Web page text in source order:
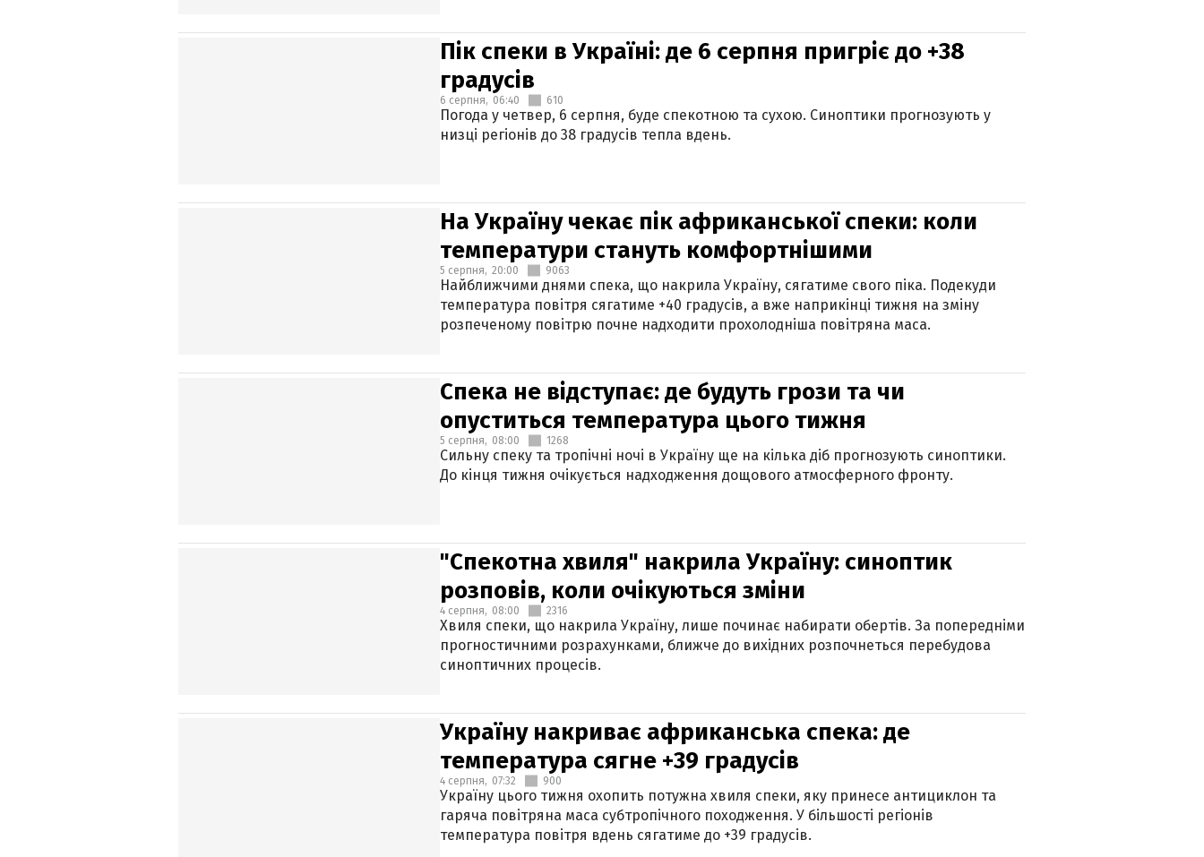
Пік спеки в Україні: де 6 серпня пригріє до +38
градусів
6 серпня, 06:40 610
Погода у четвер, 6 серпня, буде спекотною та сухою. Синоптики прогнозують у
низці регіонів до 38 градусів тепла вдень.
На Україну чекає пік африканської спеки: коли
температури стануть комфортнішими
5 серпня, 20:00 9063
Найближчими днями спека, що накрила Україну, сягатиме свого піка. Подекуди
температура повітря сягатиме +40 градусів, а вже наприкінці тижня на зміну
розпеченому повітрю почне надходити прохолодніша повітряна маса.
Спека не відступає: де будуть грози та чи
опуститься температура цього тижня
5 серпня, 08:00 1268
Сильну спеку та тропічні ночі в Україну ще на кілька діб прогнозують синоптики.
До кінця тижня очікується надходження дощового атмосферного фронту.
"Спекотна хвиля" накрила Україну: синоптик
розповів, коли очікуються зміни
4 серпня, 08:00 2316
Хвиля спеки, що накрила Україну, лише починає набирати обертів. За попередніми
прогностичними розрахунками, ближче до вихідних розпочнеться перебудова
синоптичних процесів.
Україну накриває африканська спека: де
температура сягне +39 градусів
4 серпня, 07:32 900
Україну цього тижня охопить потужна хвиля спеки, яку принесе антициклон та
гаряча повітряна маса субтропічного походження. У більшості регіонів
температура повітря вдень сягатиме до +39 градусів.